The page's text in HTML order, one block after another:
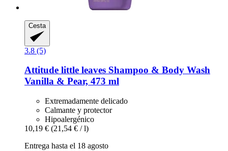
Cesta
3.8 (5)
Attitude little leaves Shampoo & Body Wash
Vanilla & Pear, 473 ml
Extremadamente delicado
Calmante y protector
Hipoalergénico
10,19 € (21,54 € / l)
Entrega hasta el 18 agosto